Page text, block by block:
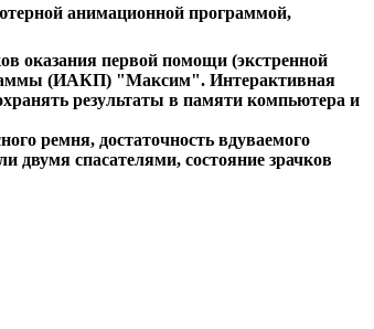
анимационной программой,
оказания первой помощи (экстренной
(ИАКП) "Максим". Интерактивная
результаты в памяти компьютера и
ремня, достаточность вдуваемого
двумя спасателями, состояние зрачков